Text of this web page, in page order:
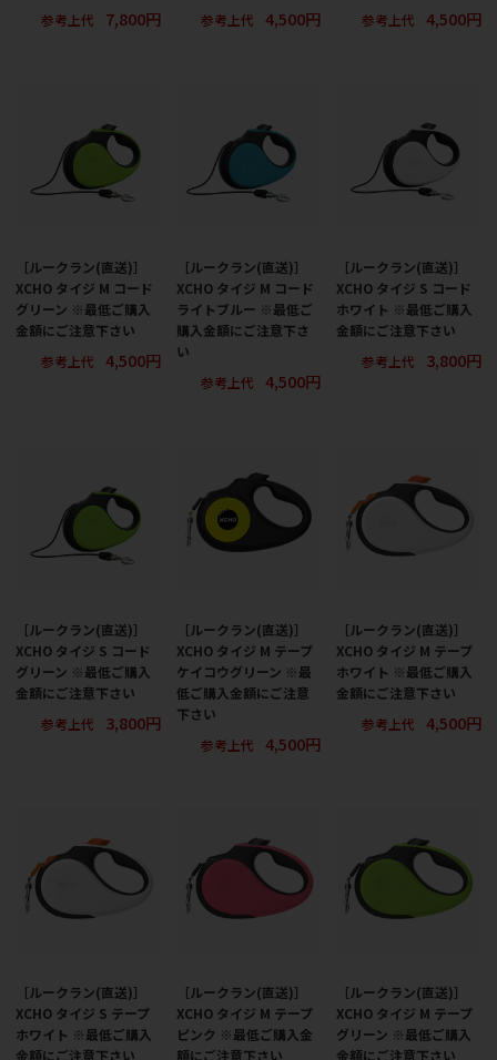
参考上代
7,800円
参考上代
4,500円
参考上代
4,500円
［ルークラン(直送)］
XCHO タイジ M コード
グリーン ※最低ご購入
金額にご注意下さい
参考上代
4,500円
［ルークラン(直送)］
XCHO タイジ M コード
ライトブルー ※最低ご
購入金額にご注意下さ
い
参考上代
4,500円
［ルークラン(直送)］
XCHO タイジ S コード
ホワイト ※最低ご購入
金額にご注意下さい
参考上代
3,800円
［ルークラン(直送)］
XCHO タイジ S コード
グリーン ※最低ご購入
金額にご注意下さい
参考上代
3,800円
［ルークラン(直送)］
XCHO タイジ M テープ
ケイコウグリーン ※最
低ご購入金額にご注意
下さい
参考上代
4,500円
［ルークラン(直送)］
XCHO タイジ M テープ
ホワイト ※最低ご購入
金額にご注意下さい
参考上代
4,500円
［ルークラン(直送)］
XCHO タイジ S テープ
ホワイト ※最低ご購入
金額にご注意下さい
［ルークラン(直送)］
XCHO タイジ M テープ
ピンク ※最低ご購入金
額にご注意下さい
［ルークラン(直送)］
XCHO タイジ M テープ
グリーン ※最低ご購入
金額にご注意下さい